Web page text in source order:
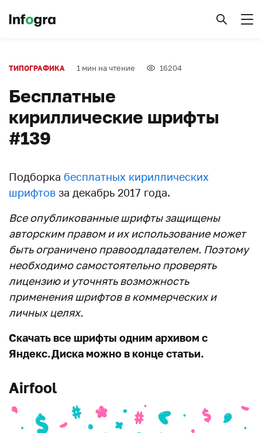
ТИПОГРАФИКА 1 мин на чтение 16204
Бесплатные
кириллические шрифты
#139
Подборка бесплатных кириллических
шрифтов за декабрь 2017 года.
Все опубликованные шрифты защищены
авторским правом и их использование может
быть ограничено правоодладателем. Поэтому
необходимо самостоятельно проверять
лицензию и уточнять возможность
применения шрифтов в коммерческих и
личных целях.
Скачать все шрифты одним архивом с
Яндекс.Диска можно в конце статьи.
Airfool